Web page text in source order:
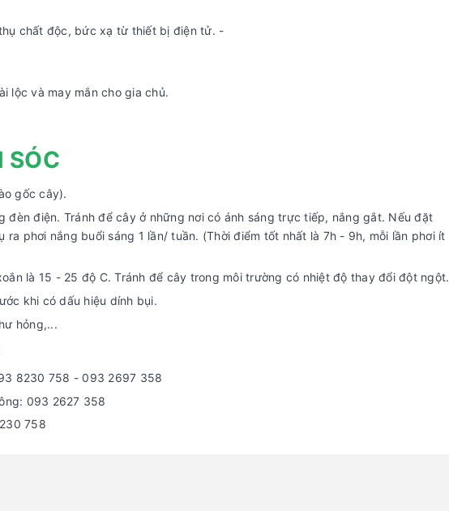
chất độc, bức xạ từ thiết bị điện tử. -
lộc và may mắn cho gia chủ.
SÓC
gốc cây).
đèn điện. Tránh để cây ở những nơi có ánh sáng trực tiếp, nắng gắt. Nếu đặt
phơi nắng buổi sáng 1 lần/ tuần. (Thời điểm tốt nhất là 7h - 9h, mỗi lần phơi ít
là 15 - 25 độ C. Tránh để cây trong môi trường có nhiệt độ thay đổi đột ngột.
khi có dấu hiệu dính bụi.
hỏng,...
8230 758 - 093 2697 358
093 2627 358
758